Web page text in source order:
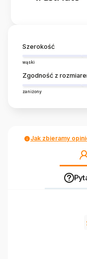
Szerokość
wąski
Zgodność z
zaniżony
Jak zbieramy